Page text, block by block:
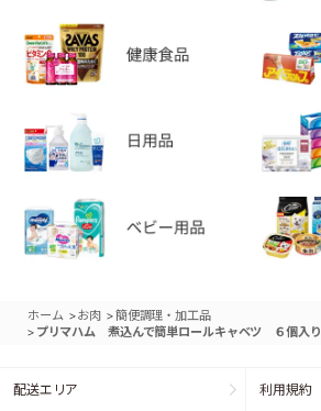
ホーム >お肉 >簡便調理・加工品
> プリマハム 煮込んで簡単ロールキャベツ ６個入り
配送エリア 利用規約